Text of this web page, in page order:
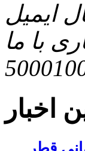
اخبار